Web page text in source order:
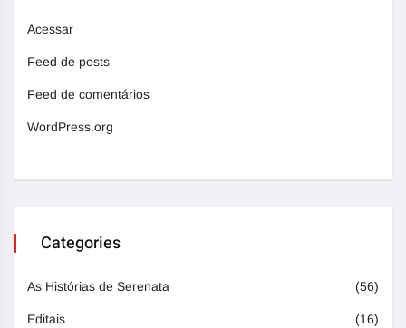
Acessar
Feed de posts
Feed de comentários
WordPress.org
Categories
As Histórias de Serenata (56)
Editais (16)